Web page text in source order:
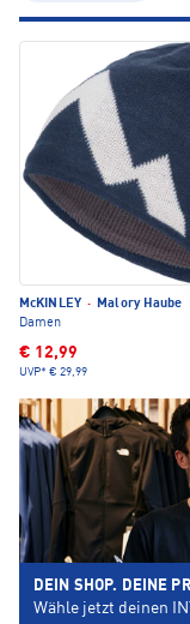
McKINLEY ·
Malory Haube
Damen
€ 12,99
UVP* € 29,99
DEIN SHOP. DEINE
Wähle jetzt deinen